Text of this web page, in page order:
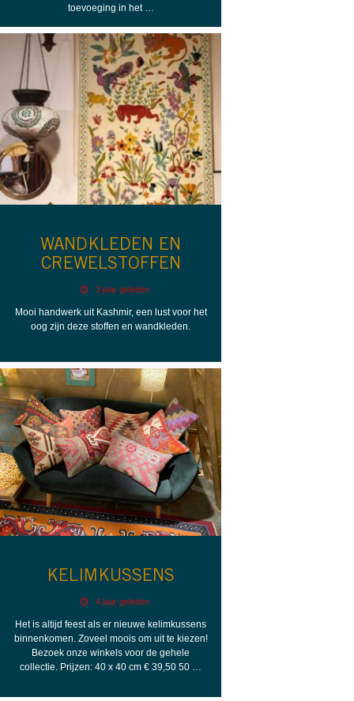
toevoeging in het …
WANDKLEDEN EN
CREWELSTOFFEN
3 jaar geleden
Mooi handwerk uit Kashmir, een lust voor het
oog zijn deze stoffen en wandkleden.
KELIMKUSSENS
4 jaar geleden
Het is altijd feest als er nieuwe kelimkussens
binnenkomen. Zoveel moois om uit te kiezen!
Bezoek onze winkels voor de gehele
collectie. Prijzen: 40 x 40 cm € 39,50 50 …